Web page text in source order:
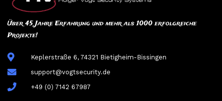
Über 45 Jahre Erfahrung und mehr als 1000 erfolgreiche
Projekte!
Keplerstraße 6, 74321 Bietigheim-Bissingen
support@vogtsecurity.de
+49 (0) 7142 67987